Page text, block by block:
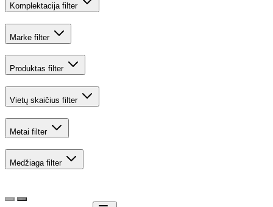
Komplektacija filter
Marke filter
Produktas filter
Vietų skaičius filter
Metai filter
Medžiaga filter